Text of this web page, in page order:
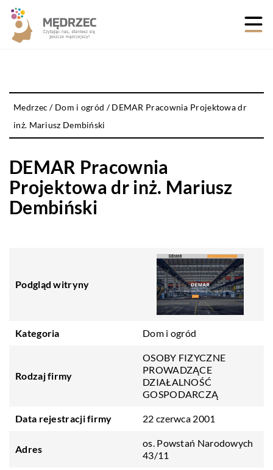
Medrzec / Dom i ogród /DEMAR Pracownia Projektowa dr
inż. Mariusz Dembiński
DEMAR Pracownia
Projektowa dr inż. Mariusz
Dembiński
Podgląd witryny
Kategoria Dom i ogród
Rodzaj firmy
OSOBY FIZYCZNE
PROWADZĄCE
DZIAŁALNOŚĆ
GOSPODARCZĄ
Data rejestracji firmy 22 czerwca 2001
Adres
os. Powstań Narodowych
43/11